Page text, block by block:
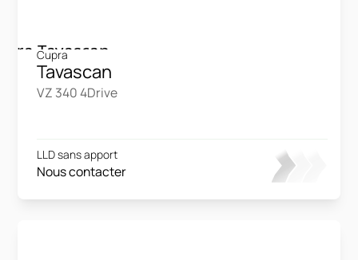
Cupra
Tavascan
VZ 340 4Drive
LLD sans apport
Nous contacter